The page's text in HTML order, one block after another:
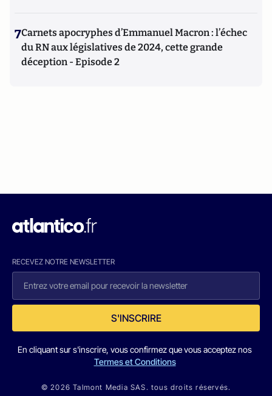
7Carnets apocryphes d’Emmanuel Macron : l’échec
du RN aux législatives de 2024, cette grande
déception - Episode 2
RECEVEZ NOTRE NEWSLETTER
S'INSCRIRE
En cliquant sur s'inscrire, vous confirmez que vous acceptez nos
Termes et Conditions
© 2026 Talmont Media SAS. tous droits réservés.